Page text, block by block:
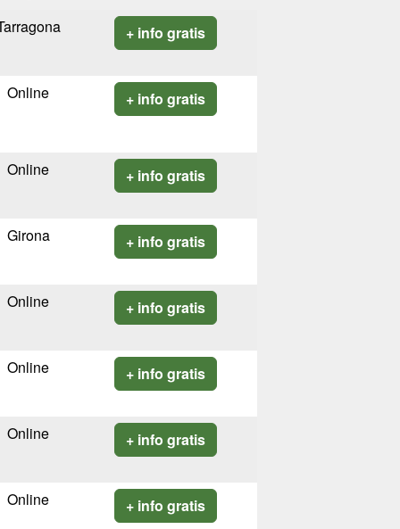
+ info gratis
Online + info gratis
Online + info gratis
Girona + info gratis
Online + info gratis
Online + info gratis
Online + info gratis
Online + info gratis